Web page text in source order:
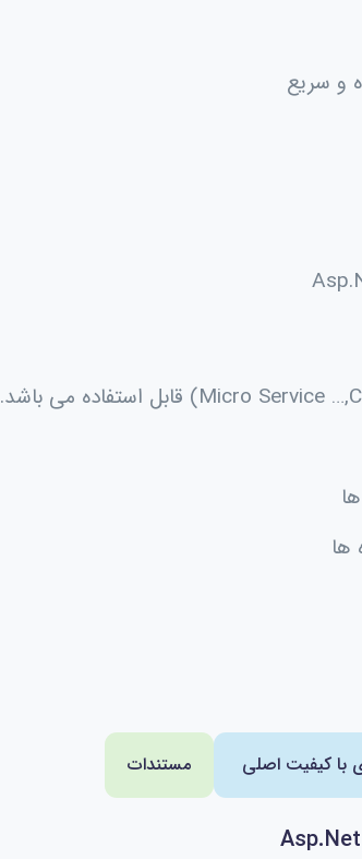
و سریع
Micro Service) قابل استفاده می باشد.
با کیفیت اصلی مستندات